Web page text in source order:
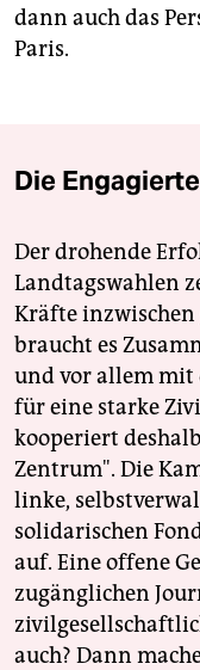
dann auch das
Paris.
Die
Der drohende
Landtagswahlen
Kräfte inzwischen
braucht es
und vor allem mit
für eine starke
kooperiert
Zentrum". Die
linke,
solidarischen
auf. Eine offene
zugänglichen
auch? Dann